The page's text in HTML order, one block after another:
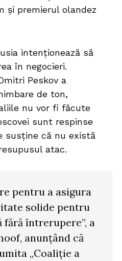
și premierul olandez
intenționează să
în negocieri.
Peskov a
de ton,
nu vor fi făcute
sunt respinse
susține că nu există
atac.
pentru a asigura
solide pentru
întrerupere”, a
anunțând că
„Coaliție a